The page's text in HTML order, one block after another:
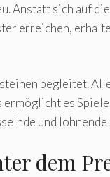
Anstatt sich auf
erreichen,
begleitet.
es
und lohnende
dem